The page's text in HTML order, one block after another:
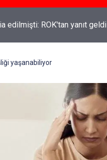
edilmişti: ROK'tan yanıt geldi
YKS değişecek mi?
yaşanabiliyor